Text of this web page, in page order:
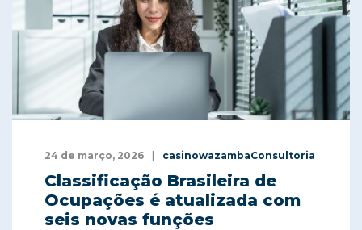
24 de março, 2026 casinowazambaConsultoria
Classificação Brasileira de
Ocupações é atualizada com
seis novas funções